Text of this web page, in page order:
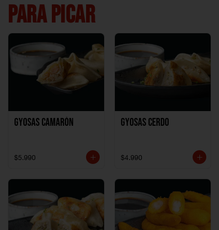
PARA PICAR
Gyosas Camarón
$5.990
Gyosas Cerdo
$4.990